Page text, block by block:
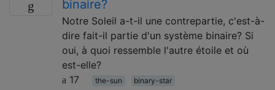
binaire?
Notre Soleil a-t-il une contrepartie, c'est-à-
dire fait-il partie d'un système binaire? Si
oui, à quoi ressemble l'autre étoile et où
est-elle?
17
the-sun binary-star